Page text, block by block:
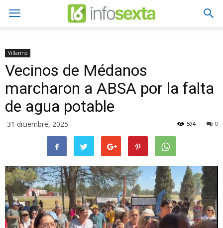
Villarino
Vecinos de Médanos
marcharon a ABSA por la falta
de agua potable
31 diciembre, 2025 0
594